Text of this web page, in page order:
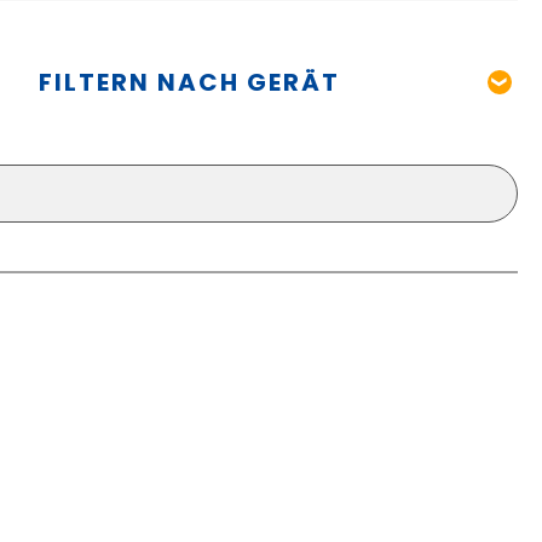
FILTERN NACH GERÄT